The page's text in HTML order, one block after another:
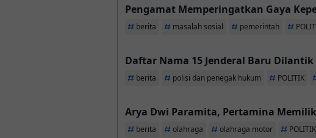
Pengamat Memperingatkan Gaya
berita masalah sosial pemerintah
Daftar Nama 15 Jenderal Baru
berita polisi dan penegak hukum POLITIK
Arya Dwi Paramita, Pertamina
berita olahraga olahraga motor POLITIK